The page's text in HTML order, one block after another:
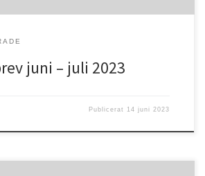
juni – juli 2023
Publicerat 14 juni 2023